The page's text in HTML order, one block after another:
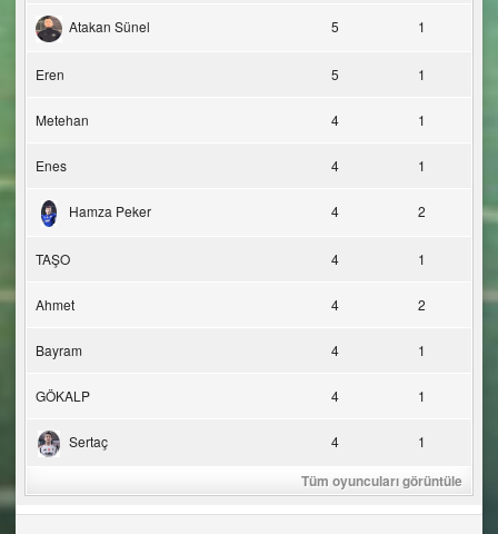
Atakan Sünel 5 1
Eren 5 1
Metehan 4 1
Enes 4 1
Hamza Peker 4 2
TAŞO 4 1
Ahmet 4 2
Bayram 4 1
GÖKALP 4 1
Sertaç 4 1
Tüm oyuncuları görüntüle